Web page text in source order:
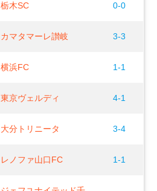
栃木SC 0-0
カマタマーレ讃岐 3-3
横浜FC 1-1
東京ヴェルディ 4-1
大分トリニータ 3-4
レノファ山口FC 1-1